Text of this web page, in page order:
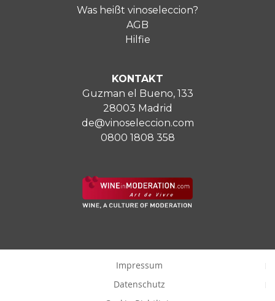
Was heißt vinoseleccion?
AGB
Hilfie
KONTAKT
Guzman el Bueno, 133
28003 Madrid
de@vinoseleccion.com
0800 1808 358
Impressum
Datenschutz